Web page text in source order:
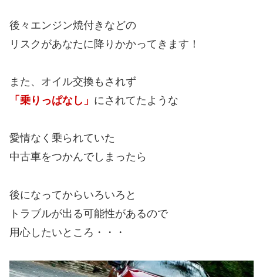
後々エンジン焼付きなどの
リスクがあなたに降りかかってきます！
また、オイル交換もされず
「乗りっぱなし」 にされてたような
愛情なく乗られていた
中古車をつかんでしまったら
後になってからいろいろと
トラブルが出る可能性があるので
用心したいところ・・・